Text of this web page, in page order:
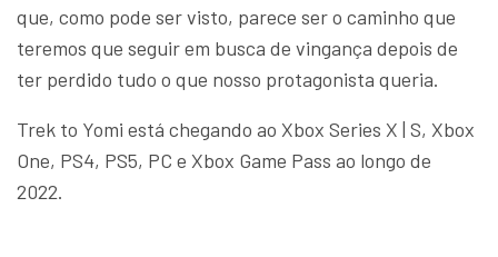
que, como pode ser visto, parece ser o caminho que
teremos que seguir em busca de vingança depois de
ter perdido tudo o que nosso protagonista queria.
Trek to Yomi está chegando ao Xbox Series X | S, Xbox
One, PS4, PS5, PC e Xbox Game Pass ao longo de
2022.